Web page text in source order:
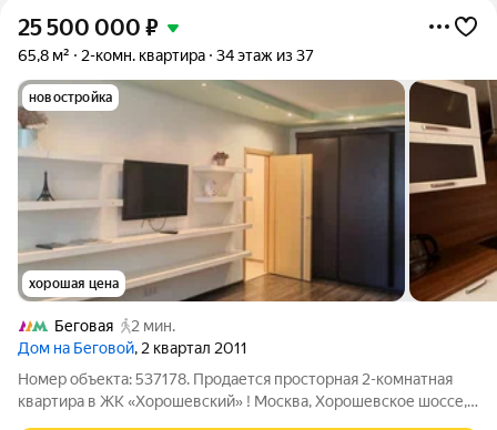
25 500 000 ₽
65,8 м² 2-комн. квартира 34 этаж из 37
новостройка
хорошая цена
Беговая
2 мин.
Дом на Беговой, 2 квартал 2011
Номер объекта: 537178. Продается просторная 2-комнатная
квартира в ЖК «Хорошевский» ! Москва, Хорошевское шоссе,